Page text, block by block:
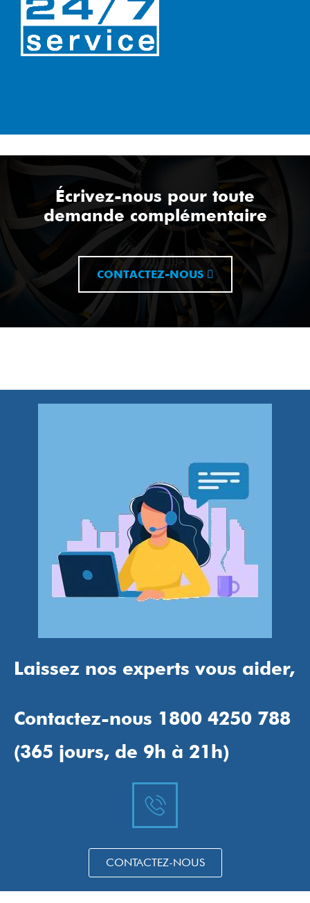
Écrivez-nous pour toute
demande complémentaire
CONTACTEZ-NOUS
Laissez nos experts vous aider,
Contactez-nous 1800 4250 788
(365 jours, de 9h à 21h)
CONTACTEZ-NOUS